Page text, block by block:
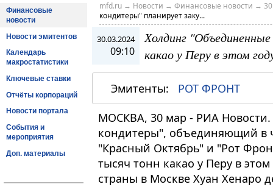
Финансовые
новости
Новости эмитентов
Календарь
макростатистики
Ключевые ставки
Отчёты корпораций
Новости портала
События и
мероприятия
Доп. материалы
mfd.ru→ Новости → Финансовые новости →
кондитеры" планирует заку...
30.03.2024
09:10
Холдинг
какао у Перу в этом
Эмитенты: РОТ ФРОНТ
МОСКВА, 30 мар - РИА
кондитеры", объединяющий в
"Красный Октябрь" и "Рот
тысяч тонн какао у Перу в
страны в Москве Хуан Хенаро